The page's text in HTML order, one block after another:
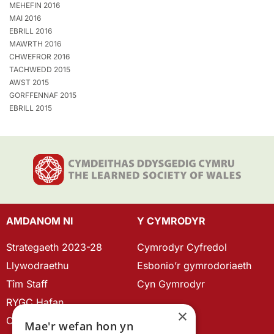
MEHEFIN 2016
MAI 2016
EBRILL 2016
MAWRTH 2016
CHWEFROR 2016
TACHWEDD 2015
AWST 2015
GORFFENNAF 2015
EBRILL 2015
AMDANOM NI
Strategaeth 2023-28
Llywodraethu
Tîm Staff
RYGC Hafan
Canllawiau brandio
Y CYMRODYR
Cymrodyr Cyfredol
Esbonio’r gymrodoriaeth
Cyn Gymrodyr
×
Mae'r wefan hon yn